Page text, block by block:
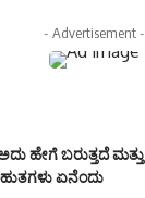
- Advertisement -
ಹೇಗೆ ಬರುತ್ತದೆ ಮತ್ತು
ಏನೆಂದು